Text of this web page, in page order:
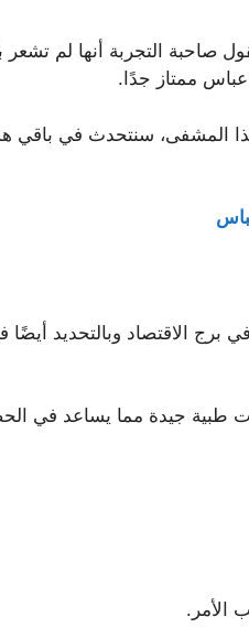
صاحبة التجربة أنها لم
ممتاز جدًا.
المشفى، سنتحدث في
الاقتصاد وبالتحديد أيضًا
طبية جيدة مما يساعد في
الأمر.